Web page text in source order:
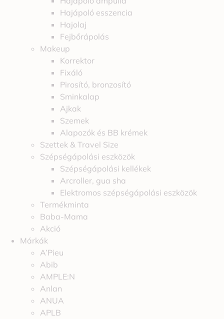
Hajápoló esszencia
Hajolaj
Fejbőrápolás
Makeup
Korrektor
Fixáló
Pirosító, bronzosító
Sminkalap
Ajkak
Szemek
Alapozók és BB krémek
Szettek & Travel Size
Szépségápolási eszközök
Szépségápolási kellékek
Arcroller, gua sha
Elektromos szépségápolási eszközök
Termékminta
Baba-Mama
Akció
Márkák
A’Pieu
Abib
AMPLE:N
Anlan
ANUA
APLB